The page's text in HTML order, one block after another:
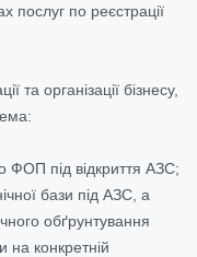
по реєстрації
та організації бізнесу,
ФОП під відкриття АЗС;
бази під АЗС, а
обґрунтування
на конкретній